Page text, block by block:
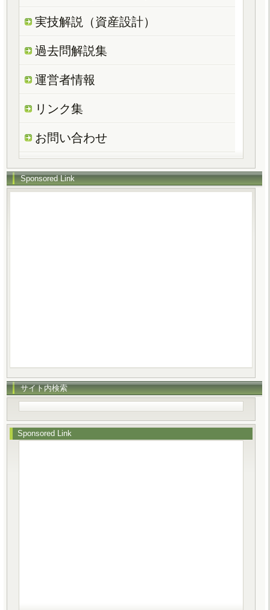
実技解説（資産設計）
過去問解説集
運営者情報
リンク集
お問い合わせ
Sponsored Link
サイト内検索
Sponsored Link